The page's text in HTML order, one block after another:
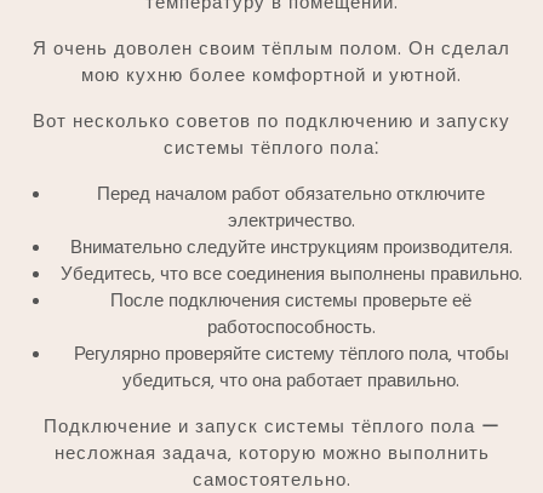
Я очень доволен своим тёплым полом. Он сделал
мою кухню более комфортной и уютной.
Вот несколько советов по подключению и запуску
системы тёплого пола⁚
Перед началом работ обязательно отключите
электричество.
Внимательно следуйте инструкциям производителя.
Убедитесь‚ что все соединения выполнены правильно.
После подключения системы проверьте её
работоспособность.
Регулярно проверяйте систему тёплого пола‚ чтобы
убедиться‚ что она работает правильно.
Подключение и запуск системы тёплого пола ー
несложная задача‚ которую можно выполнить
самостоятельно.